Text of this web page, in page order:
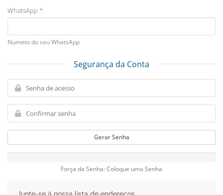
WhatsApp *
Numeto do seu WhatsApp
Segurança da Conta
Gerar Senha
Força da Senha: Coloque uma Senha